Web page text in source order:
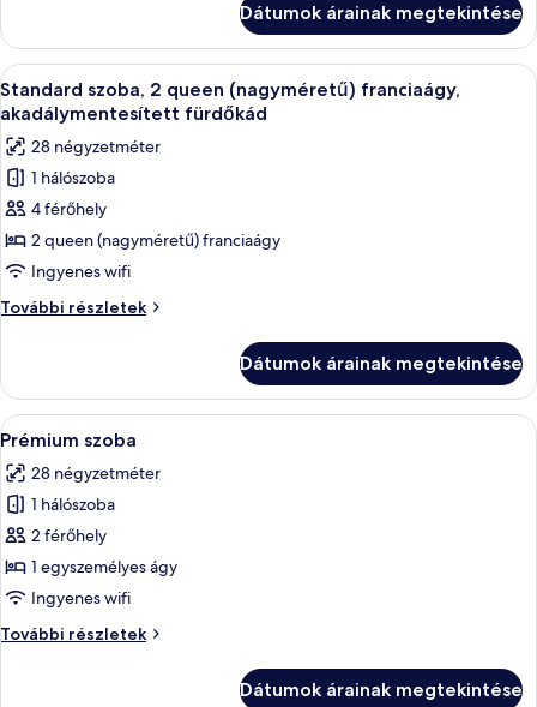
méretű)
franciaágy
(Stocked
Minibar)
(extra
méretű)
franciaágy
(Stocked
Minibar)
további
részletei
Dátumok árainak megtekintése
A
következő
szoba
összes
képének
megtekintése:
Standard
szoba,
2
queen
franciaágy,
akadálymentesített
fürdőkád
Egy kétágyas szoba, íróasztallal,
3
Standard szoba, 2 queen (nagyméretű) franciaágy,
akadálymentesített fürdőkád
28 négyzetméter
1 hálószoba
4 férőhely
2 queen (nagyméretű) franciaágy
Ingyenes wifi
További részletek
Standard
(nagyméretű)
franciaágy,
akadálymentesített
további
részletei
Dátumok árainak megtekintése
A
következő
szoba
összes
képének
megtekintése:
Prémium
Egy fehér ágyneművel megterített
6
Prémium szoba
28 négyzetméter
1 hálószoba
2 férőhely
1 egyszemélyes ágy
Ingyenes wifi
További részletek
Prémium
Dátumok árainak megtekintése